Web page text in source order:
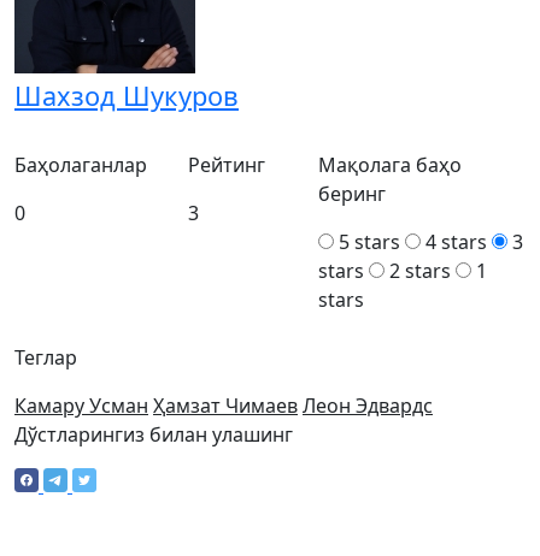
Шахзод Шукуров
Теглар
Камару Усман Ҳамзат ЧимаевЛеон Эдвардс
Баҳолаганлар
0
Рейтинг
3
Мақолага баҳо
беринг
5 stars
4 stars
3
stars
2 stars
1
stars
Дўстларингиз билан улашинг